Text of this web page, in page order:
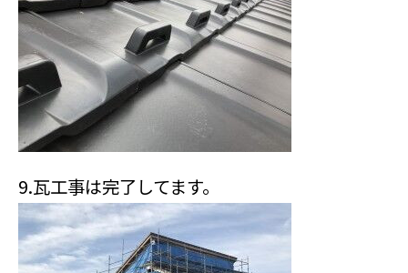
9.瓦工事は完了してます。